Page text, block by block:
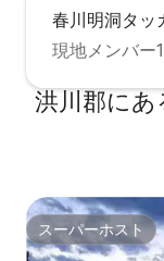
春川明洞タッ
現地メンバー
洪川郡に
スーパーホスト
スーパーホスト